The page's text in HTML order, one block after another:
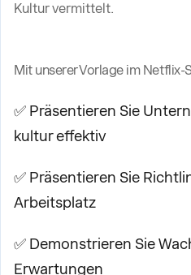
Kultur vermittelt.
Mit unserer Vorlage im Netflix-
✅ Präsentieren Sie
kultur effektiv
✅ Präsentieren Sie
Arbeitsplatz
✅ Demonstrieren Sie
Erwartungen